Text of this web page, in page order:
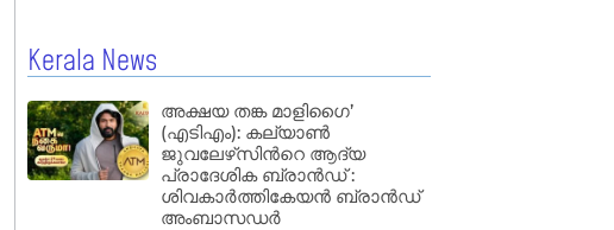
Kerala News
അക്ഷയ തങ്ക മാളിഗൈ’
(എടിഎം): കല്യാണ്‍
ജുവലേഴ്‌സിന്‍റെ ആദ്യ
പ്രാദേശിക ബ്രാന്‍ഡ് :
ശിവകാര്‍ത്തികേയന്‍ ബ്രാന്‍ഡ്
അംബാസഡര്‍